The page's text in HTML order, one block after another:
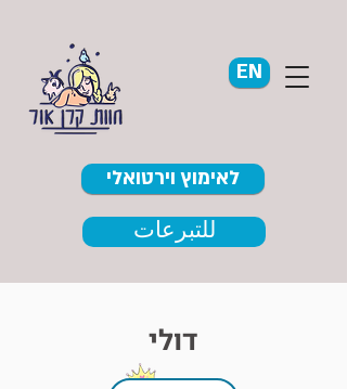
לאימוץ וירטואלי
EN
للتبرعات
דולי